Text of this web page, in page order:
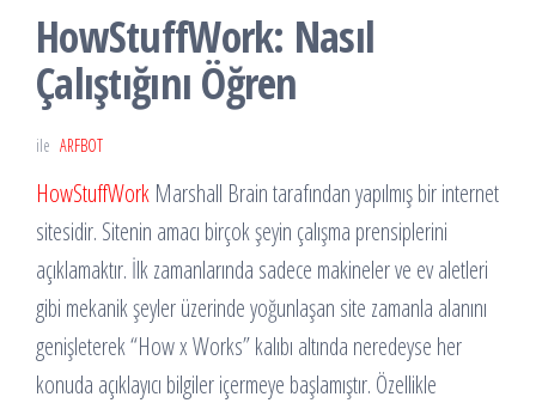
HowStuffWork: Nasıl
Çalıştığını Öğren
ile ARFBOT
HowStuffWork Marshall Brain tarafından yapılmış bir internet
sitesidir. Sitenin amacı birçok şeyin çalışma prensiplerini
açıklamaktır. İlk zamanlarında sadece makineler ve ev aletleri
gibi mekanik şeyler üzerinde yoğunlaşan site zamanla alanını
genişleterek “How x Works” kalıbı altında neredeyse her
konuda açıklayıcı bilgiler içermeye başlamıştır. Özellikle